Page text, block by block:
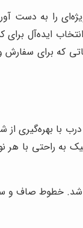
را به دست
ایده‌آل برای
که برای سفارش
از
به راحتی با
خطوط صاف و